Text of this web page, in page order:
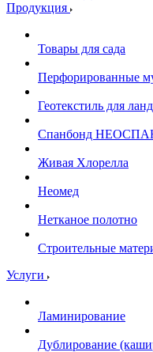
Продукция
Товары для сада
Перфорированные
Геотекстиль для
Спанбонд
Живая Хлорелла
Нeомед
Нетканое полотно
Строительные
Услуги
Ламинирование
Дублирование